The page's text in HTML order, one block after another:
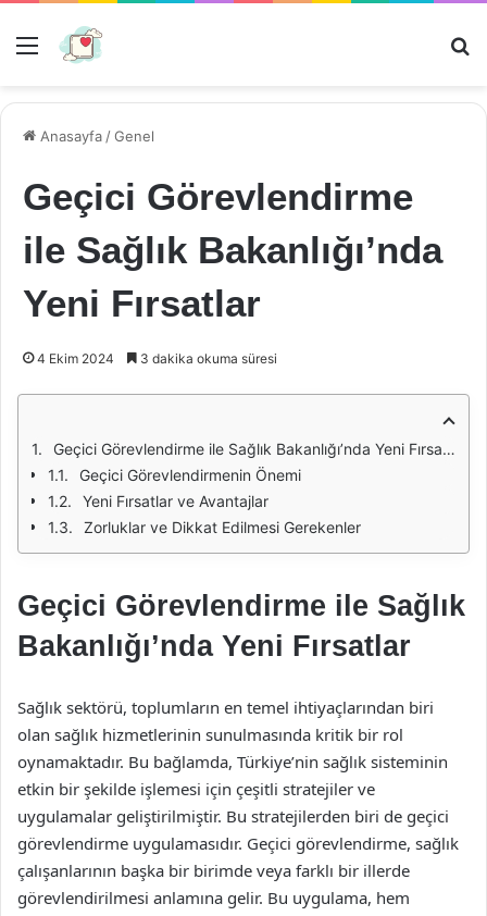
Menü
Anasayfa /Genel
Geçici Görevlendirme
ile Sağlık Bakanlığı’nda
Yeni Fırsatlar
4 Ekim 2024 3 dakika okuma süresi
Geçici Görevlendirme ile Sağlık Bakanlığı’nda Yeni Fırsatlar
Geçici Görevlendirmenin Önemi
Yeni Fırsatlar ve Avantajlar
Zorluklar ve Dikkat Edilmesi Gerekenler
Geçici Görevlendirme ile Sağlık
Bakanlığı’nda Yeni Fırsatlar
Sağlık sektörü, toplumların en temel ihtiyaçlarından biri
olan sağlık hizmetlerinin sunulmasında kritik bir rol
oynamaktadır. Bu bağlamda, Türkiye’nin sağlık sisteminin
etkin bir şekilde işlemesi için çeşitli stratejiler ve
uygulamalar geliştirilmiştir. Bu stratejilerden biri de geçici
görevlendirme uygulamasıdır. Geçici görevlendirme, sağlık
çalışanlarının başka bir birimde veya farklı bir illerde
görevlendirilmesi anlamına gelir. Bu uygulama, hem